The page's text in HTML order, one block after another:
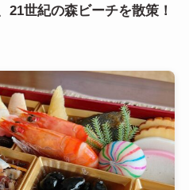
21世紀の森ビーチを散策！